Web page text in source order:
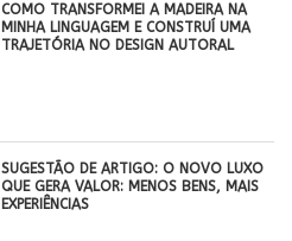
COMO TRANSFORMEI A MADEIRA NA
MINHA LINGUAGEM E CONSTRUÍ UMA
TRAJETÓRIA NO DESIGN AUTORAL
SUGESTÃO DE ARTIGO: O NOVO LUXO
QUE GERA VALOR: MENOS BENS, MAIS
EXPERIÊNCIAS